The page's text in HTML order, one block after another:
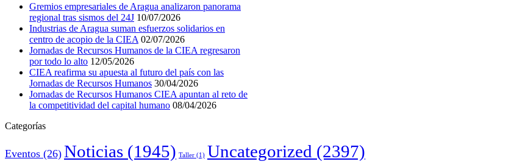
Gremios empresariales de Aragua analizaron panorama
regional tras sismos del 24J 10/07/2026
Industrias de Aragua suman esfuerzos solidarios en
centro de acopio de la CIEA 02/07/2026
Jornadas de Recursos Humanos de la CIEA regresaron
por todo lo alto 12/05/2026
CIEA reafirma su apuesta al futuro del país con las
Jornadas de Recursos Humanos 30/04/2026
Jornadas de Recursos Humanos CIEA apuntan al reto de
la competitividad del capital humano 08/04/2026
Categorías
Eventos (26) Noticias (1945) Taller (1) Uncategorized (2397)